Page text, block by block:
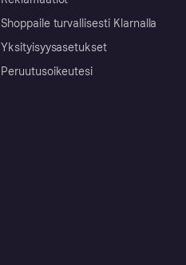
Shoppaile turvallisesti Klarnalla
Yksityisyysasetukset
Peruutusoikeutesi